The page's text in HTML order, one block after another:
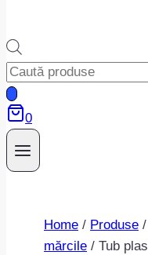
Products
search
0
Home / Produse /
mărcile / Tub